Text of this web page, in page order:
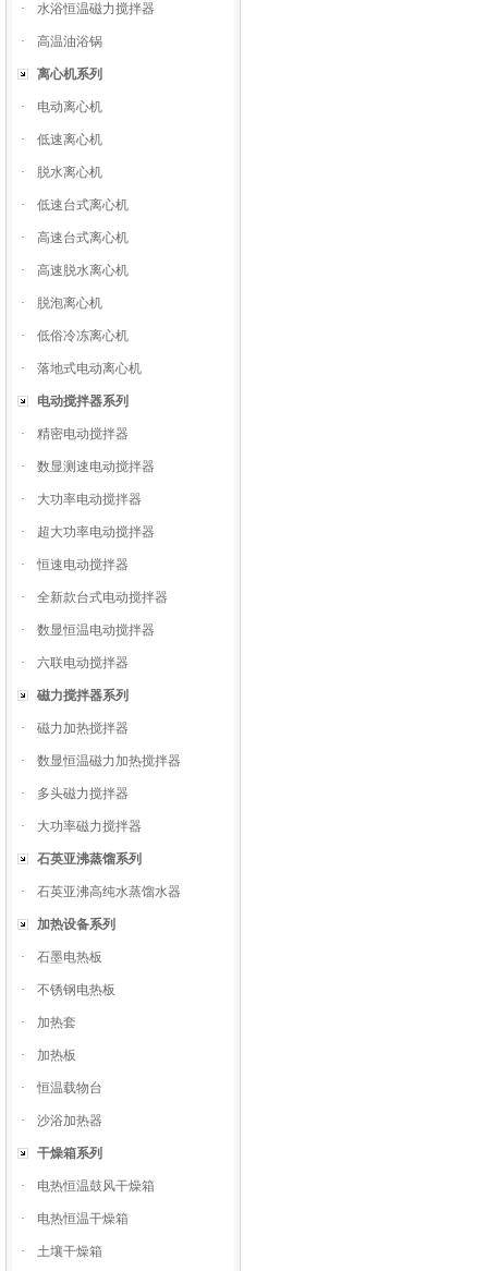
· 水浴恒温磁力搅拌器
· 高温油浴锅
离心机系列
· 电动离心机
· 低速离心机
· 脱水离心机
· 低速台式离心机
· 高速台式离心机
· 高速脱水离心机
· 脱泡离心机
· 低俗冷冻离心机
· 落地式电动离心机
电动搅拌器系列
· 精密电动搅拌器
· 数显测速电动搅拌器
· 大功率电动搅拌器
· 超大功率电动搅拌器
· 恒速电动搅拌器
· 全新款台式电动搅拌器
· 数显恒温电动搅拌器
· 六联电动搅拌器
磁力搅拌器系列
· 磁力加热搅拌器
· 数显恒温磁力加热搅拌器
· 多头磁力搅拌器
· 大功率磁力搅拌器
石英亚沸蒸馏系列
· 石英亚沸高纯水蒸馏水器
加热设备系列
· 石墨电热板
· 不锈钢电热板
· 加热套
· 加热板
· 恒温载物台
· 沙浴加热器
干燥箱系列
· 电热恒温鼓风干燥箱
· 电热恒温干燥箱
· 土壤干燥箱